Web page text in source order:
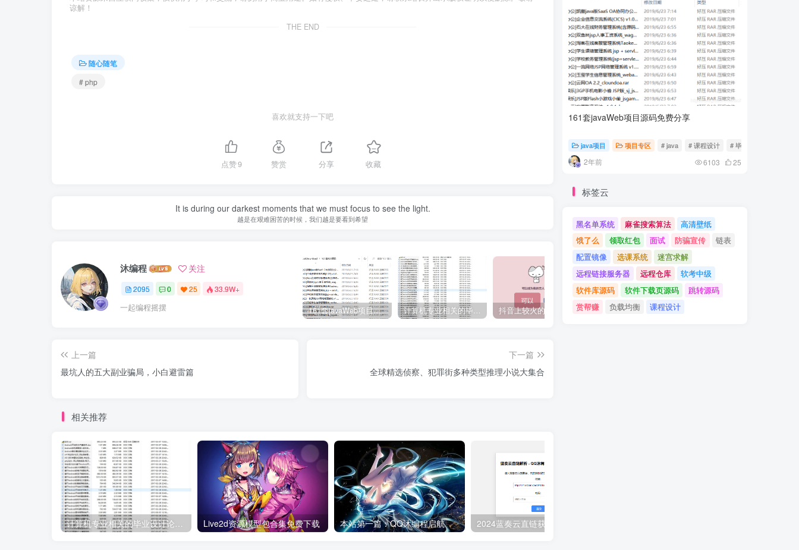
谅解！
THE END
随心随笔
# php
喜欢就支持一下吧
点赞9 赞赏 分享 收藏
It is during our darkest moments that we must focus to see the light.
越是在艰难困苦的时候，我们越是要看到希望
沐编程 关注
2095 0 25 33.9W+
一起编程摇摆 161套javaWeb项目源码免费分享 计算机专业相关的毕业设计论文合集免费下载 javaweb+C+asp毕业设计项目合集免费下载
上一篇
最坑人的五大副业骗局，小白避雷篇
下一篇
全球精选侦察、犯罪街多种类型推理小说大集合
相关推荐
计算机专业相关的毕业设计论文合集免费下载 Live2d资源模型包合集免费下载 本站第一篇：QQ沐编程启航
161套javaWeb项目源码免费分享
java项目 项目专区 # java # 课程设计 # 毕业设计
2年前 6103 25
标签云
黑名单系统 麻雀搜索算法
高清壁纸
饿了么
领取红包 面试 防骗宣传
链表
配置镜像
选课系统
迷宫求解
远程链接服务器
远程仓库
软考中级
软件库源码
软件下载页源码
跳转源码
赏帮赚
负载均衡 课程设计